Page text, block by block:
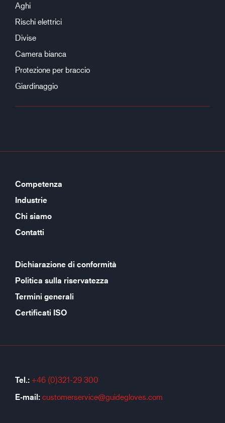
Aghi
Rischi elettrici
Divise
Camera bianca
Protezione per braccio
Giardinaggio
Competenza
Industrie
Chi siamo
Contatti
Dichiarazione di conformità
Politica sulla riservatezza
Termini generali
Certificati ISO
Tel.: +46 (0)321-29 300
E-mail: customerservice@guidegloves.com